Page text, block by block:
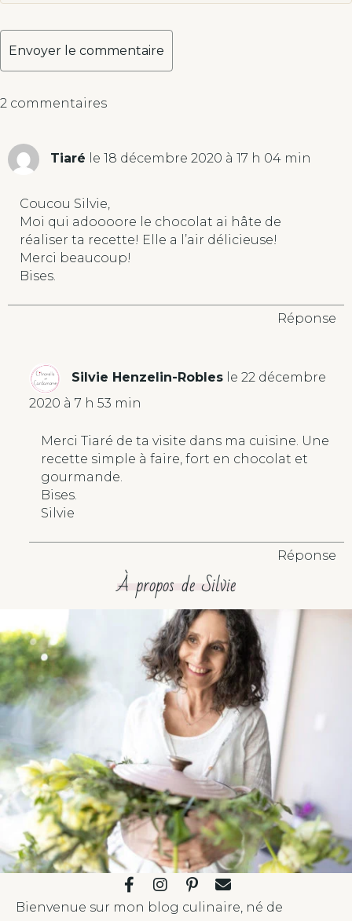
2 commentaires
Tiaré le 18 décembre 2020 à 17 h 04 min
Coucou Silvie,
Moi qui adoooore le chocolat ai hâte de
réaliser ta recette! Elle a l’air délicieuse!
Merci beaucoup!
Bises.
Réponse
Silvie Henzelin-Robles le 22 décembre
2020 à 7 h 53 min
Merci Tiaré de ta visite dans ma cuisine. Une
recette simple à faire, fort en chocolat et
gourmande.
Bises.
Silvie
Réponse
l
À propos de Silvie
Bienvenue sur mon blog culinaire, né de